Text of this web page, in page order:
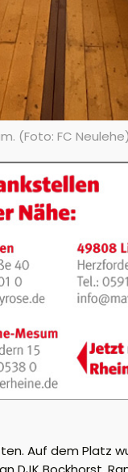
(Foto: FC Neulehe)
Auf dem Platz